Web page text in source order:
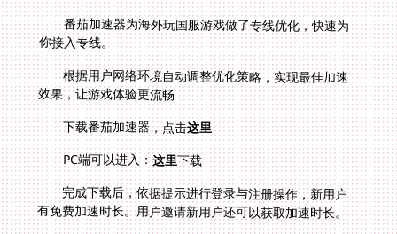
番茄加速器为海外玩国服游戏做了专线优化，快速为
你接入专线。
根据用户网络环境自动调整优化策略，实现最佳加速
效果，让游戏体验更流畅
下载番茄加速器，点击这里
PC端可以进入：这里下载
完成下载后，依据提示进行登录与注册操作，新用户
有免费加速时长。用户邀请新用户还可以获取加速时长。